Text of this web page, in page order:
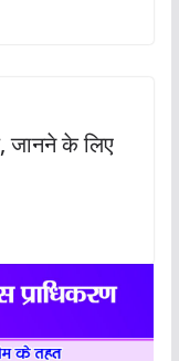
जानने के लिए